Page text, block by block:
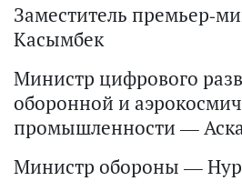
Заместитель премьер-
Касымбек
Министр цифрового
оборонной и
промышленности —
Министр обороны —